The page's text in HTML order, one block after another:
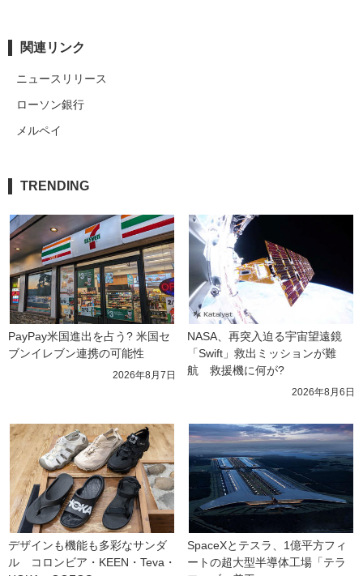
関連リンク
ニュースリリース
ローソン銀行
メルペイ
TRENDING
PayPay米国進出を占う? 米国セ
ブンイレブン連携の可能性
2026年8月7日
NASA、再突入迫る宇宙望遠鏡
「Swift」救出ミッションが難
航　救援機に何が?
2026年8月6日
デザインも機能も多彩なサンダ
ル　コロンビア・KEEN・Teva・
SpaceXとテスラ、1億平方フィ
ートの超大型半導体工場「テラ